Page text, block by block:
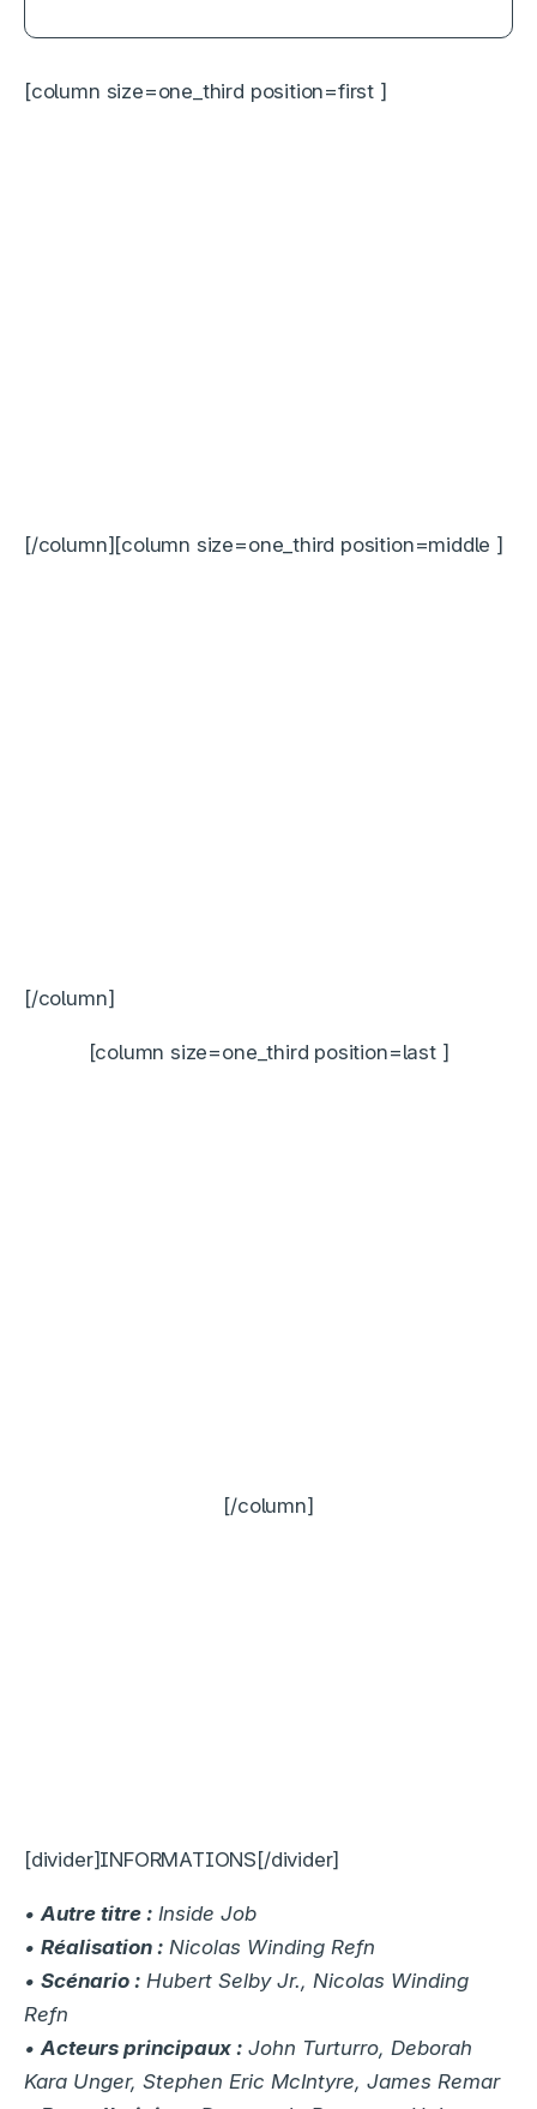
[column size=one_third position=first ]
[/column][column size=one_third position=middle ]
[/column]
[column size=one_third position=last ]
[/column]
[divider]INFORMATIONS[/divider]
•Autre titre : Inside Job
• Réalisation : Nicolas Winding Refn
• Scénario : Hubert Selby Jr., Nicolas Winding
Refn
•Acteurs principaux : John Turturro, Deborah
Kara Unger, Stephen Eric McIntyre, James Remar